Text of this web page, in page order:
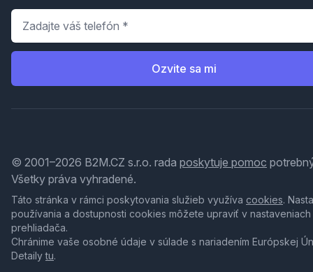
Telefón
Ozvite sa mi
© 2001–2026 B2M.CZ s.r.o. rada poskytuje pomoc
Všetky práva vyhradené.
Táto stránka v rámci poskytovania služieb využíva cookies.
používania a dostupnosti cookies môžete upraviť v nastaveniach
prehliadača.
Chránime vaše osobné údaje v súlade s nariadením Európskej
Detailytu.